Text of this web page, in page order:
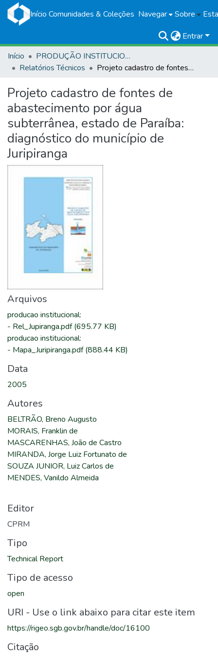
Início Comunidades & Coleções Navegar Sobre
Entrar
Início
PRODUÇÃO INSTITUCIONAL
Relatórios Técnicos
Projeto cadastro de fontes de abastecimento por água subterrânea, estado de Paraíba: diagnóstico do município de Juripiranga
Projeto cadastro de fontes de
abastecimento por água
subterrânea, estado de Paraíba:
diagnóstico do município de
Juripiranga
Arquivos
producao institucional:
- Rel_Jupiranga.pdf(695.77 KB)
producao institucional:
- Mapa_Juripiranga.pdf(888.44 KB)
Data
2005
Autores
BELTRÃO, Breno Augusto
MORAIS, Franklin de
MASCARENHAS, João de Castro
MIRANDA, Jorge Luiz Fortunato de
SOUZA JUNIOR, Luiz Carlos de
MENDES, Vanildo Almeida
Editor
CPRM
Tipo
Technical Report
Tipo de acesso
open
URI - Use o link abaixo para citar este item
https://rigeo.sgb.gov.br/handle/doc/16100
Citação